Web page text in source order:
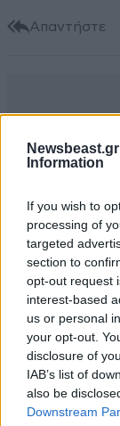
Information
If you wish to
processing of
targeted
section to
opt-out request
interest-based
us or personal
your opt-out.
disclosure of
IAB’s list of
also be
Downstream
Απαντήστε
ΤΟΜ ΤΟΜ
αν ένα